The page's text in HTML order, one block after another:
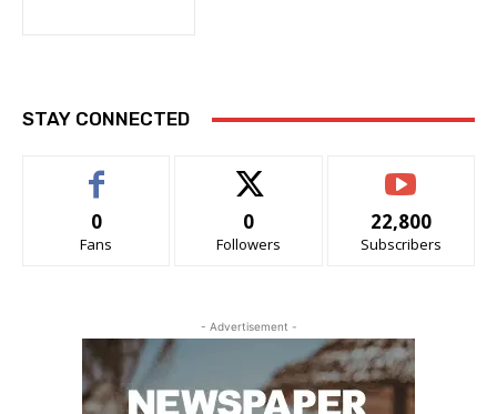
STAY CONNECTED
0
Fans
0
Followers
22,800
Subscribers
- Advertisement -